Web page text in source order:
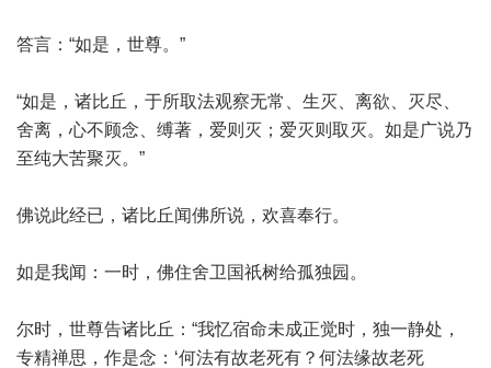
答言：“如是，世尊。”
“如是，诸比丘，于所取法观察无常、生灭、离欲、灭尽、
舍离，心不顾念、缚著，爱则灭；爱灭则取灭。如是广说乃
至纯大苦聚灭。”
佛说此经已，诸比丘闻佛所说，欢喜奉行。
如是我闻：一时，佛住舍卫国祇树给孤独园。
尔时，世尊告诸比丘：“我忆宿命未成正觉时，独一静处，
专精禅思，作是念：‘何法有故老死有？何法缘故老死